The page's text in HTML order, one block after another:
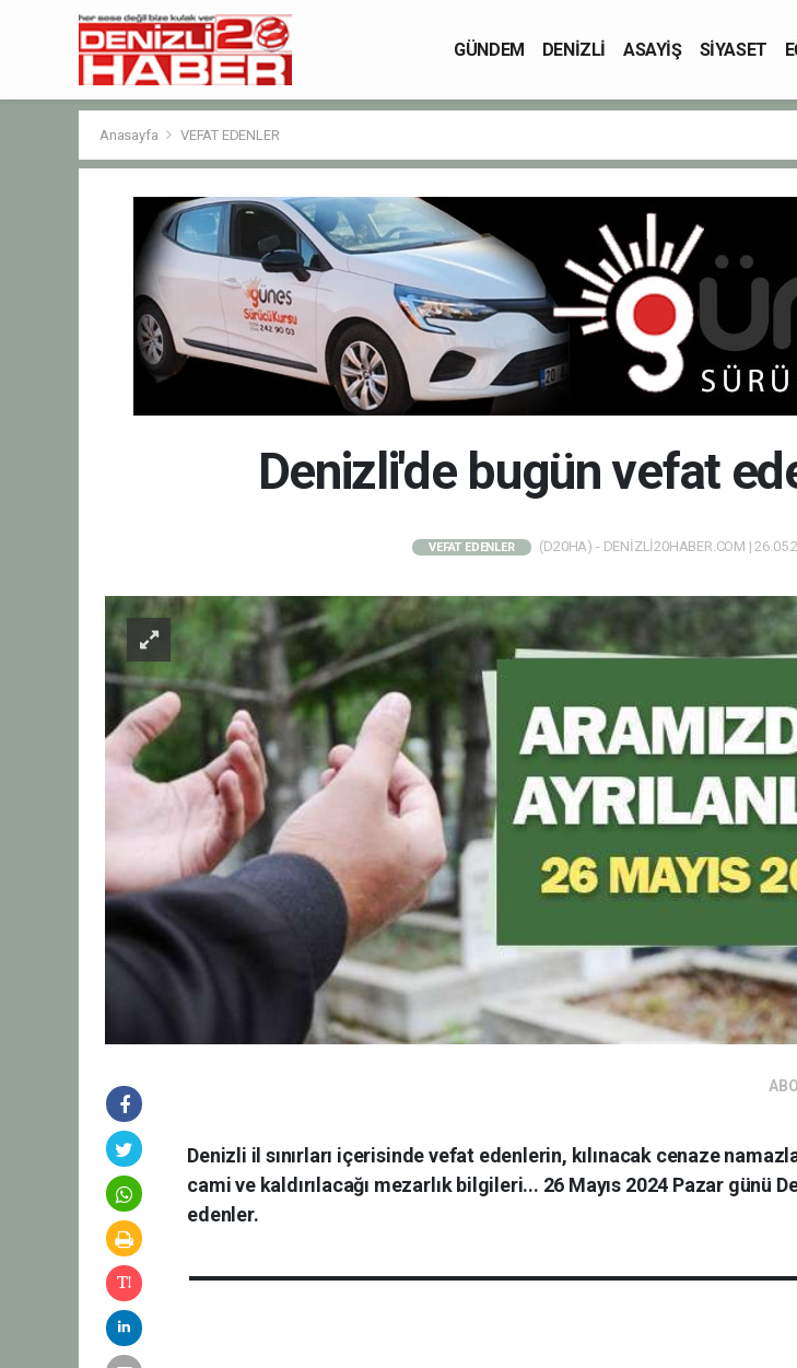
GÜNDEM DENİZLİ ASAYİŞ SİYASET
Anasayfa VEFAT EDENLER
Denizli'de bugün vefat
VEFAT EDENLER (D20HA) - DENİZLİ20HABER.COM |
Denizli il sınırları içerisinde vefat edenlerin, kılınacak cenaze
cami ve kaldırılacağı mezarlık bilgileri... 26 Mayıs 2024 Pazar günü
edenler.